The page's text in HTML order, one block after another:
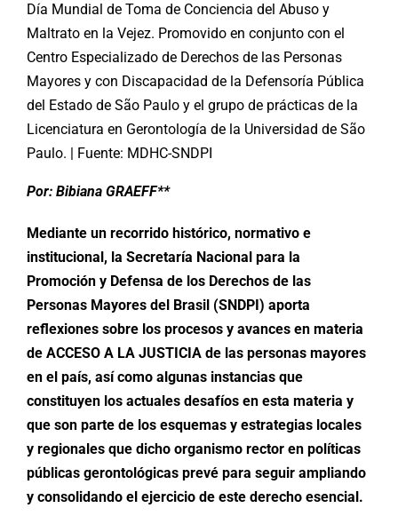
Día Mundial de Toma de Conciencia del Abuso y
Maltrato en la Vejez. Promovido en conjunto con el
Centro Especializado de Derechos de las Personas
Mayores y con Discapacidad de la Defensoría Pública
del Estado de São Paulo y el grupo de prácticas de la
Licenciatura en Gerontología de la Universidad de São
Paulo. | Fuente: MDHC-SNDPI
Por: Bibiana GRAEFF**
Mediante un recorrido histórico, normativo e
institucional, la Secretaría Nacional para la
Promoción y Defensa de los Derechos de las
Personas Mayores del Brasil (SNDPI) aporta
reflexiones sobre los procesos y avances en materia
de ACCESO A LA JUSTICIA de las personas mayores
en el país, así como algunas instancias que
constituyen los actuales desafíos en esta materia y
que son parte de los esquemas y estrategias locales
y regionales que dicho organismo rector en políticas
públicas gerontológicas prevé para seguir ampliando
y consolidando el ejercicio de este derecho esencial.